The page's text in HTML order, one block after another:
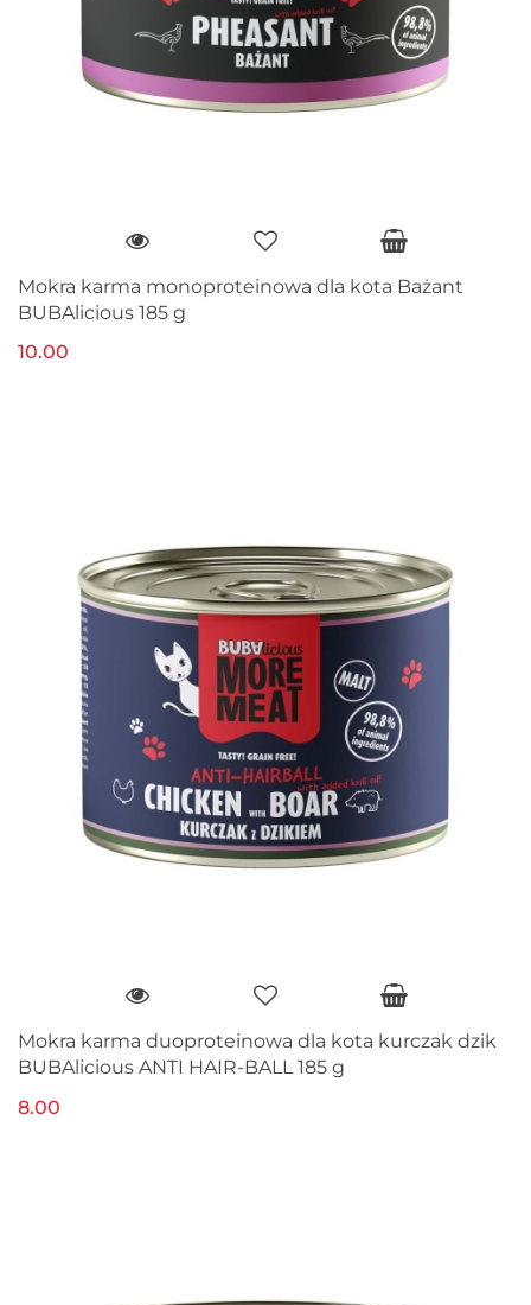
Mokra karma monoproteinowa dla kota Bażant
BUBAlicious 185 g
10.00
Mokra karma duoproteinowa dla kota kurczak dzik
BUBAlicious ANTI HAIR-BALL 185 g
8.00